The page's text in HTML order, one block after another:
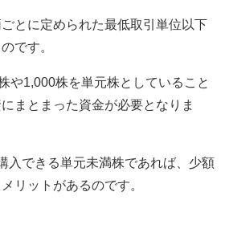
とに定められた最低取引単位以下
です。
や1,000株を単元株としていること
まとまった資金が必要となりま
入できる単元未満株であれば、少額
リットがあるのです。